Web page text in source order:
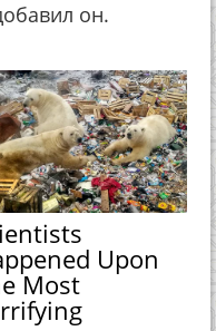
он.
Upon
Most